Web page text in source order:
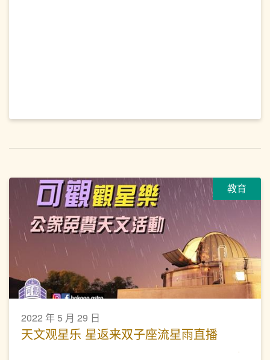
教育
2022 年 5 月 29 日
天文观星乐 星返来双子座流星雨直播